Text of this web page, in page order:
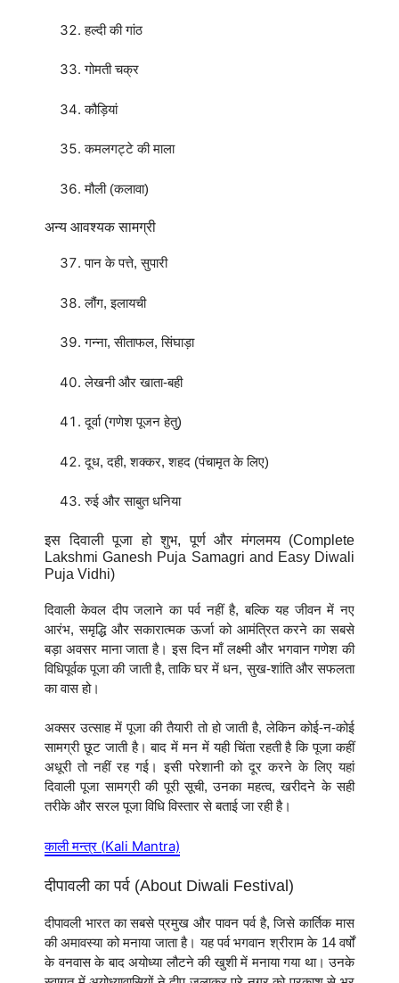
हल्दी की गांठ
गोमती चक्र
कौड़ियां
कमलगट्टे की माला
मौली (कलावा)
अन्य आवश्यक सामग्री
पान के पत्ते, सुपारी
लौंग, इलायची
गन्ना, सीताफल, सिंघाड़ा
लेखनी और खाता-बही
दूर्वा (गणेश पूजन हेतु)
दूध, दही, शक्कर, शहद (पंचामृत के लिए)
रुई और साबुत धनिया
इस दिवाली पूजा हो शुभ, पूर्ण और मंगलमय (Complete
Lakshmi Ganesh Puja Samagri and Easy Diwali
Puja Vidhi)
दिवाली केवल दीप जलाने का पर्व नहीं है, बल्कि यह जीवन में नए
आरंभ, समृद्धि और सकारात्मक ऊर्जा को आमंत्रित करने का सबसे
बड़ा अवसर माना जाता है। इस दिन माँ लक्ष्मी और भगवान गणेश की
विधिपूर्वक पूजा की जाती है, ताकि घर में धन, सुख-शांति और सफलता
का वास हो।
अक्सर उत्साह में पूजा की तैयारी तो हो जाती है, लेकिन कोई-न-कोई
सामग्री छूट जाती है। बाद में मन में यही चिंता रहती है कि पूजा कहीं
अधूरी तो नहीं रह गई। इसी परेशानी को दूर करने के लिए यहां
दिवाली पूजा सामग्री की पूरी सूची, उनका महत्व, खरीदने के सही
तरीके और सरल पूजा विधि विस्तार से बताई जा रही है।
काली मन्त्र (Kali Mantra)
दीपावली का पर्व (About Diwali Festival)
दीपावली भारत का सबसे प्रमुख और पावन पर्व है, जिसे कार्तिक मास
की अमावस्या को मनाया जाता है। यह पर्व भगवान श्रीराम के 14 वर्षों
के वनवास के बाद अयोध्या लौटने की खुशी में मनाया गया था। उनके